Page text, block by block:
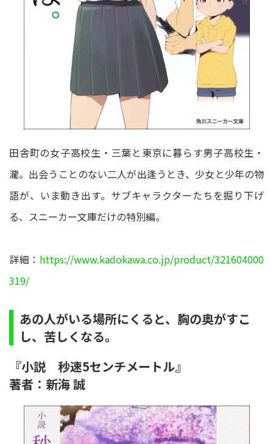
田舎町の女子高校生・三葉と東京に暮らす男子高校生・
瀧。出会うことのない二人が出逢うとき、少女と少年の物
語が、いま動き出す。サブキャラクターたちを掘り下げ
る、スニーカー文庫だけの特別編。
詳細： https://www.kadokawa.co.jp/product/321604000
319/
あの人がいる場所にくると、胸の奥がすこ
し、苦しくなる。
『小説 秒速5センチメートル』
著者：新海 誠